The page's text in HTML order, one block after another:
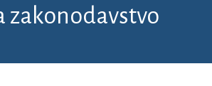
zakonodavstvo